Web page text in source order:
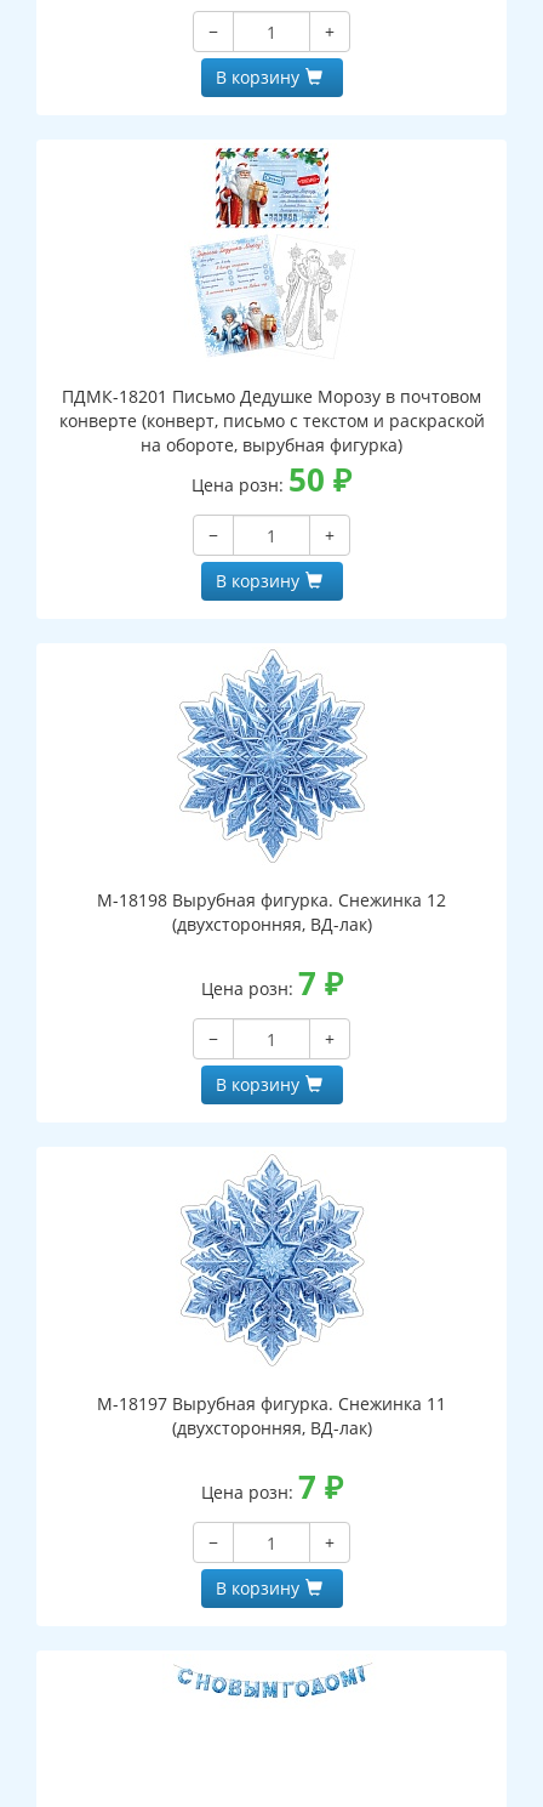
−
+
В корзину
ПДМК-18201 Письмо Дедушке Морозу в почтовом
конверте (конверт, письмо с текстом и раскраской
на обороте, вырубная фигурка)
Цена розн: 50 ₽
−
+
В корзину
М-18198 Вырубная фигурка. Снежинка 12
(двухсторонняя, ВД-лак)
Цена розн: 7 ₽
−
+
В корзину
М-18197 Вырубная фигурка. Снежинка 11
(двухсторонняя, ВД-лак)
Цена розн: 7 ₽
−
+
В корзину